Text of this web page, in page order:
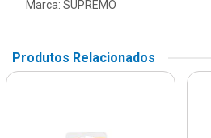
Marca: SUPREMO
Produtos Relacionados